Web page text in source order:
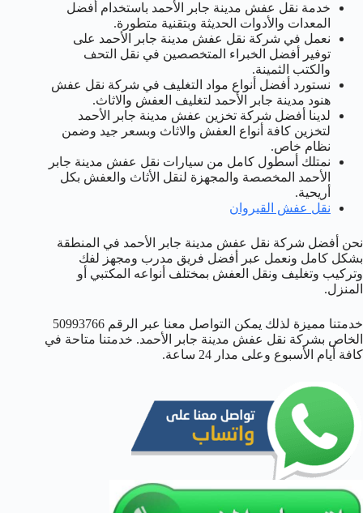
خدمة نقل عفش مدينة جابر الأحمد باستخدام أفضل
المعدات والأدوات الحديثة وبتقنية متطورة.
نعمل في شركة نقل عفش مدينة جابر الأحمد على
توفير أفضل الخبراء المتخصصين في نقل التحف
والكتب الثمينة.
نستورد أفضل أنواع مواد التغليف في شركة نقل عفش
هنود مدينة جابر الأحمد لتغليف العفش والاثاث.
لدينا أفضل شركة تخزين عفش مدينة جابر الأحمد
لتخزين كافة أنواع العفش والاثاث وبسعر جيد وضمن
نظام خاص.
نمتلك أسطول كامل من سيارات نقل عفش مدينة جابر
الأحمد المخصصة والمجهزة لنقل الأثاث والعفش بكل
أريحية.
نقل عفش القيروان
نحن أفضل شركة نقل عفش مدينة جابر الأحمد في المنطقة
بشكل كامل ونعمل عبر أفضل فريق مدرب ومجهز لفك
وتركيب وتغليف ونقل العفش بمختلف أنواعه المكتبي أو
المنزل.
خدمتنا مميزة لذلك يمكن التواصل معنا عبر الرقم 50993766
الخاص بشركة نقل عفش مدينة جابر الأحمد. خدمتنا متاحة في
كافة أيام الأسبوع وعلى مدار 24 ساعة.